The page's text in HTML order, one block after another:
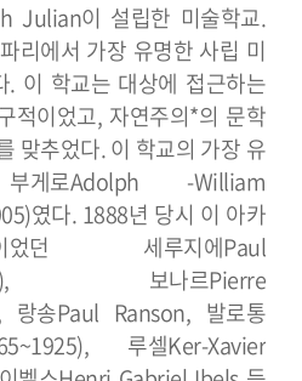
Julian이 설립한 미술학교.
리에서 가장 유명한 사립 미
. 이 학교는 대상에 접근하는
적이었고, 자연주의*의 문학
맞추었다.이 학교의 가장 유
로Adolph -William
였다. 1888년 당시 이 아카
던 세루지에Paul
보나르Pierre
랑송Paul Ranson, 발로통
루셀Ker-Xavier